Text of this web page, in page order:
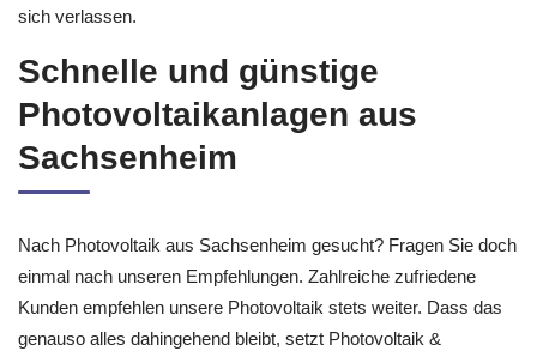
sich verlassen.
Schnelle und günstige
Photovoltaikanlagen aus
Sachsenheim
Nach Photovoltaik aus Sachsenheim gesucht? Fragen Sie doch
einmal nach unseren Empfehlungen. Zahlreiche zufriedene
Kunden empfehlen unsere Photovoltaik stets weiter. Dass das
genauso alles dahingehend bleibt, setzt Photovoltaik &